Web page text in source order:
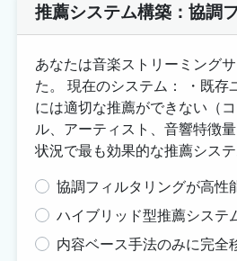
推薦システム構築：協調
あなたは音楽ストリーミング
た。 現在のシステム： ・既
には適切な推薦ができない（
ル、アーティスト、音響特徴
状況で最も効果的な推薦シス
協調フィルタリングが高性
ハイブリッド型推薦システ
内容ベース手法のみに完全